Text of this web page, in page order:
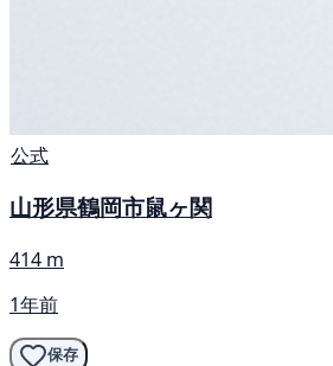
公式
山形県鶴岡市鼠ヶ関
414 m
1年前
保存